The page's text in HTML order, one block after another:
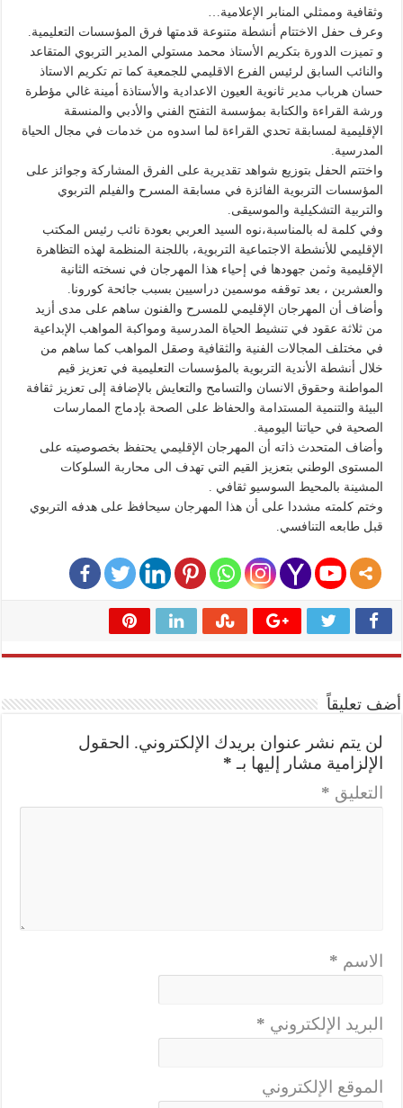
وثقافية وممثلي المنابر الإعلامية…
وعرف حفل الاختتام أنشطة متنوعة قدمتها فرق المؤسسات التعليمية.
و تميزت الدورة بتكريم الأستاذ محمد مستولي المدير التربوي المتقاعد
والنائب السابق لرئيس الفرع الاقليمي للجمعية كما تم تكريم الاستاذ
حسان هرباب مدير ثانوية العيون الاعدادية والأستاذة أمينة غالي مؤطرة
ورشة القراءة والكتابة بمؤسسة التفتح الفني والأدبي والمنسقة
الإقليمية لمسابقة تحدي القراءة لما اسدوه من خدمات في مجال الحياة
المدرسية.
واختتم الحفل بتوزيع شواهد تقديرية على الفرق المشاركة وجوائز على
المؤسسات التربوية الفائزة في مسابقة المسرح والفيلم التربوي
والتربية التشكيلية والموسيقى.
وفي كلمة له بالمناسبة،نوه السيد العربي بعودة نائب رئيس المكتب
الإقليمي للأنشطة الاجتماعية التربوية، باللجنة المنظمة لهذه التظاهرة
الإقليمية وثمن جهودها في إحياء هذا المهرجان في نسخته الثانية
والعشرين ، بعد توقفه موسمين دراسيين بسبب جائحة كورونا.
وأضاف أن المهرجان الإقليمي للمسرح والفنون ساهم على مدى أزيد
من ثلاثة عقود في تنشيط الحياة المدرسية ومواكبة المواهب الإبداعية
في مختلف المجالات الفنية والثقافية وصقل المواهب كما ساهم من
خلال أنشطة الأندية التربوية بالمؤسسات التعليمية في تعزيز قيم
المواطنة وحقوق الانسان والتسامح والتعايش بالإضافة إلى تعزيز ثقافة
البيئة والتنمية المستدامة والحفاظ على الصحة بإدماج الممارسات
الصحية في حياتنا اليومية.
وأضاف المتحدث ذاته أن المهرجان الإقليمي يحتفظ بخصوصيته على
المستوى الوطني بتعزيز القيم التي تهدف الى محاربة السلوكات
المشينة بالمحيط السوسيو ثقافي .
وختم كلمته مشددا على أن هذا المهرجان سيحافظ على هدفه التربوي
قبل طابعه التنافسي.
أضف تعليقاً
لن يتم نشر عنوان بريدك الإلكتروني.
الحقول
الإلزامية مشار إليها بـ *
التعليق *
الاسم *
البريد الإلكتروني *
الموقع الإلكتروني